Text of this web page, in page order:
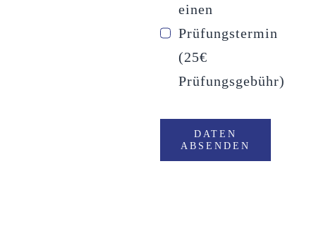
einen
Prüfungstermin
(25€
Prüfungsgebühr)
DATEN
ABSENDEN